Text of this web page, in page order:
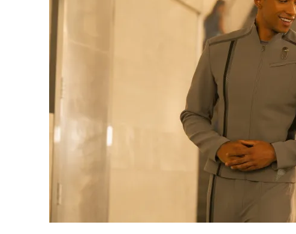
GRANDES JORNADAS | QUATRO EPISÓDIOS DE STAR
GRANDES JORNADAS | SEIS EPISÓDIOS DE STAR TREK